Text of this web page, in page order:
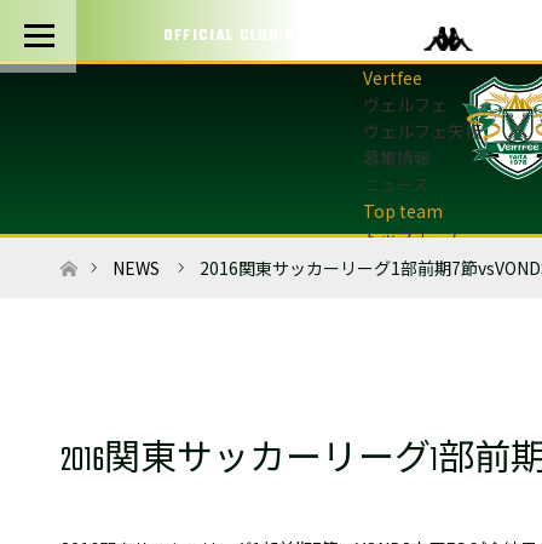
OFFICIAL CLUB PARTNERS
ヴェルフェ
ヴェルフェ矢板
募集情報
ニュース
トップチーム
トップチーム概要
アカデミー
U-12・U-8
ホームNEWS 2016関東サッカーリーグ1部前期7節
2016関東サッカーリーグ1部前期